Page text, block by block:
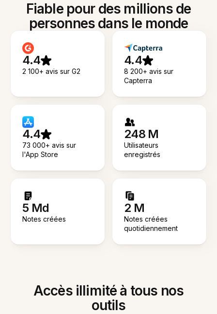
Fiable pour des millions de
personnes dans le monde
4.4
2 100+ avis sur G2
4.4
8 200+ avis sur
Capterra
4.4
73 000+ avis sur
l'App Store
248 M
Utilisateurs
enregistrés
5 Md
Notes créées
2 M
Notes créées
quotidiennement
Accès illimité à tous nos
outils